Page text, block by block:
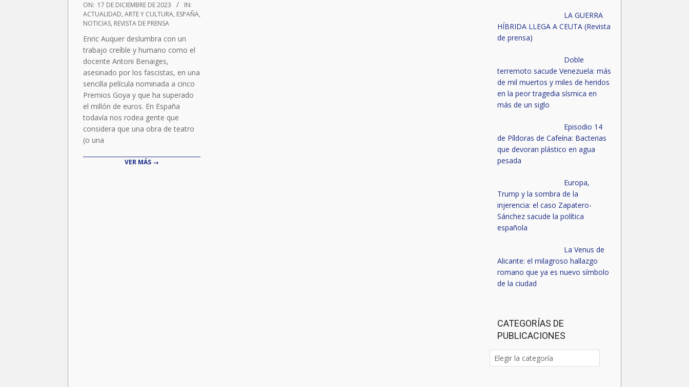
2023-
12-
17
ON: 17 DE DICIEMBRE DE 2023
IN:
ACTUALIDAD, ARTE Y CULTURA, ESPAÑA,
NOTICIAS, REVISTA DE PRENSA
Enric Auquer deslumbra con un
trabajo creíble y humano como el
docente Antoni Benaiges,
asesinado por los fascistas, en una
sencilla película nominada a cinco
Premios Goya y que ha superado
el millón de euros. En España
todavía nos rodea gente que
considera que una obra de teatro
(o una
VER MÁS →
LA GUERRA
HÍBRIDA LLEGA A CEUTA (Revista
de prensa)
Doble
terremoto sacude Venezuela: más
de mil muertos y miles de heridos
en la peor tragedia sísmica en
más de un siglo
Episodio 14
de Píldoras de Cafeína: Bacterias
que devoran plástico en agua
pesada
Europa,
Trump y la sombra de la
injerencia: el caso Zapatero-
Sánchez sacude la política
española
La Venus de
Alicante: el milagroso hallazgo
romano que ya es nuevo símbolo
de la ciudad
CATEGORÍAS DE
PUBLICACIONES
Categorías
de